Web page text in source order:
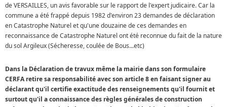
de VERSAILLES, un avis favorable sur le rapport de l'expert judicaire. Car la
commune a été frappé depuis 1982 d'environ 23 demandes de déclaration
en Catastrophe Naturel et qu'une douzaine de ces demandes en
reconnaissance de Catastrophe Naturel ont été reconnue du fait de la nature
du sol Argileux (Sécheresse, coulée de Bous...etc)
Dans la Déclaration de travux même la mairie dans son formulaire
CERFA retire sa responsabilité avec son article 8 en faisant signer au
déclarant qu'il certifie exactitude des renseignements qu'il fournit et
surtout qu'il a connaissance des règles générales de construction